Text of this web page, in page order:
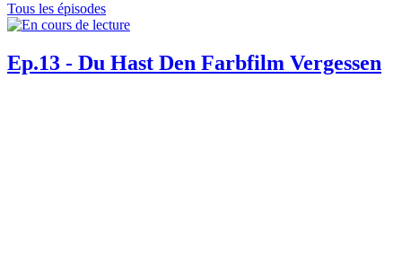
Tous les épisodes
Ep.13 - Du Hast Den Farbfilm Vergessen